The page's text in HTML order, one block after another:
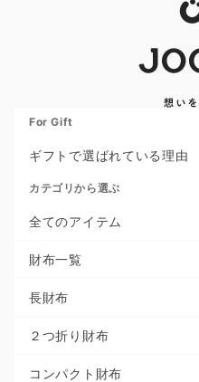
For Gift
ギフトで選ばれている理由
カテゴリから選ぶ
全てのアイテム
財布一覧
長財布
２つ折り財布
コンパクト財布